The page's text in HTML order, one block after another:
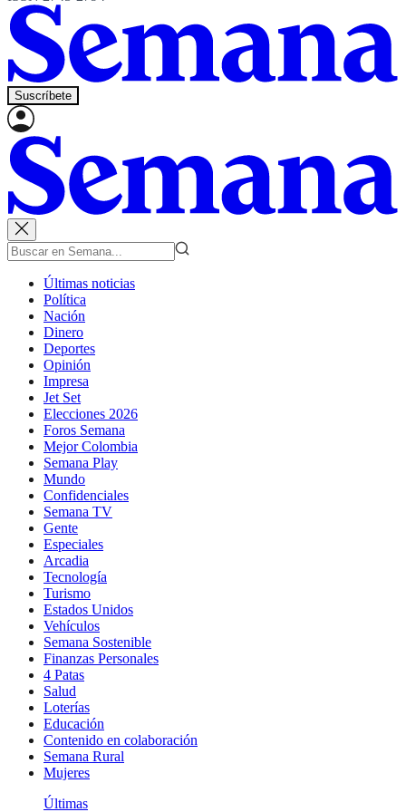
Suscríbete
Últimas noticias
Política
Nación
Dinero
Deportes
Opinión
Impresa
Jet Set
Elecciones 2026
Foros Semana
Mejor Colombia
Semana Play
Mundo
Confidenciales
Semana TV
Gente
Especiales
Arcadia
Tecnología
Turismo
Estados Unidos
Vehículos
Semana Sostenible
Finanzas Personales
4 Patas
Salud
Loterías
Educación
Contenido en colaboración
Semana Rural
Mujeres
Últimas